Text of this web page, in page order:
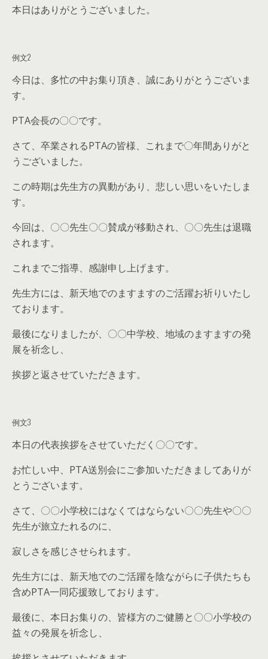
本日はありがとうございました。
例文2
今日は、多忙の中お集り頂き、誠にありがとうございま
す。
PTA会長の〇〇です。
さて、卒業されるPTAの皆様、これまで〇年間ありがと
うございました。
この時期は先生方の異動があり、悲しい思いをいたしま
す。
今回は、〇〇先生〇〇賛成が移動され、〇〇先生は退職
されます。
これまでご指導、感謝申し上げます。
先生方には、新天地でのますますのご活躍お祈りいたし
ております。
最後になりましたが、〇〇中学校、地域のますますの発
展を祈念し、
挨拶と返させていただきます。
例文3
本日の代表挨拶をさせていただく〇〇です。
お忙しい中、PTA送別会にご参加いただきましてありが
とうございます。
さて、〇〇小学校にはなくてはならない〇〇先生や〇〇
先生が旅立たれるのに、
寂しさを感じさせられます。
先生方には、新天地でのご活躍を陰ながらに子供たちも
含めPTA一同応援致しております。
最後に、本日お集りの、皆様方のご健勝と〇〇小学校の
益々の発展を祈念し、